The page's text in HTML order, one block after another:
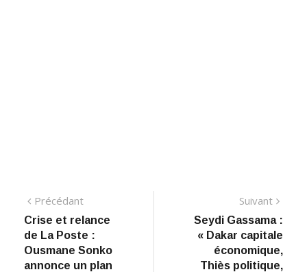
Navigation
de
l’article
PrécédantPrécédant:
Crise et relance
de La Poste :
Ousmane Sonko
annonce un plan
Suivant
Seydi Gassama :
« Dakar capitale
économique,
Thiès politique,